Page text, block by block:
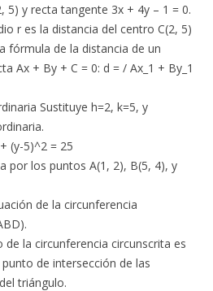
5) y recta tangente 3x + 4y – 1 = 0.
r es la distancia del centro C(2, 5)
fórmula de la distancia de un
Ax + By + C = 0: d = / Ax_1 + By_1
Sustituye h=2, k=5, y
(y-5)^2 = 25
por los puntos A(1, 2), B(5, 4), y
de la circunferencia
de la circunferencia circunscrita es
de intersección de las
triángulo.